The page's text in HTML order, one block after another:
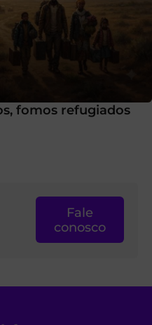
fomos refugiados
Fale
conosco